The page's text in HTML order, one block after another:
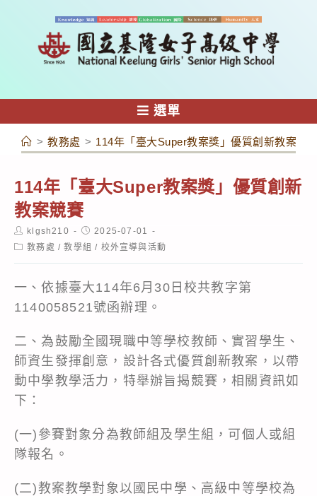
容
選單
> 教務處 > 114年「臺大Super教案獎」優質創新教案競
114年「臺大Super教案獎」優質創新
教案競賽
Post
author:
klgsh210
Post
published:
2025-07-01
Post教務處 / 教學組 / 校外宣導與活動
一、依據臺大114年6月30日校共教字第
1140058521號函辦理。
二、為鼓勵全國現職中等學校教師、實習學生、
師資生發揮創意，設計各式優質創新教案，以帶
動中學教學活力，特舉辦旨揭競賽，相關資訊如
下：
(一)參賽對象分為教師組及學生組，可個人或組
隊報名。
(二)教案教學對象以國民中學、高級中等學校為